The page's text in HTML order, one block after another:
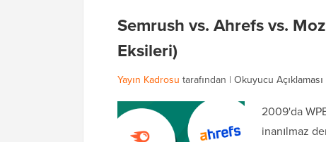
Semrush vs. Ahrefs vs.
Eksileri)
Yayın Kadrosu tarafından | Okuyucu Açıklaması
2009'da
inanılmaz